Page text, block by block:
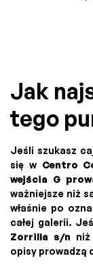
Jak
tego
Jeśli szukasz
się w Centro
wejścia G
ważniejsze niż
właśnie po
całej galerii.
Zorrilla s/n niż
opisy prowadzą